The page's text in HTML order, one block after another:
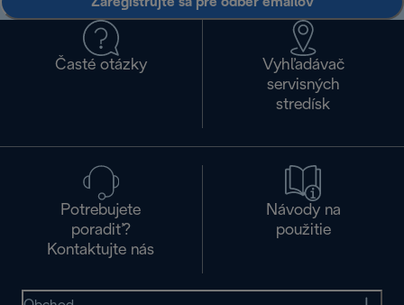
Časté otázky
Vyhľadávač
servisných
stredísk
Potrebujete
poradiť?
Kontaktujte nás
Návody na
použitie